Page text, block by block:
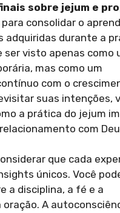
sobre jejum e
consolidar o
adquiridas durante a
ser visto apenas como
mas como um
com o
suas intenções,
a prática do jejum
com
que cada
únicos. Você
a disciplina, a fé e a
A